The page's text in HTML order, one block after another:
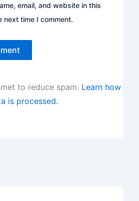
email, and website in this
next time I comment.
to reduce spam. Learn how
is processed.